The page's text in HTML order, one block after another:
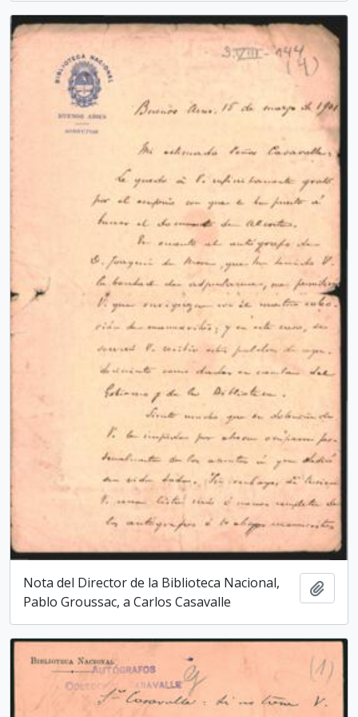
Nota del Director de la Biblioteca Nacio­nal,
Pablo Groussac, a Carlos Casavalle